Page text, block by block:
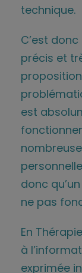
technique.
C’est
précis et
est
donc
ne pas
En
à
exprimée